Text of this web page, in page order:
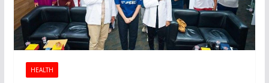
HEALTH